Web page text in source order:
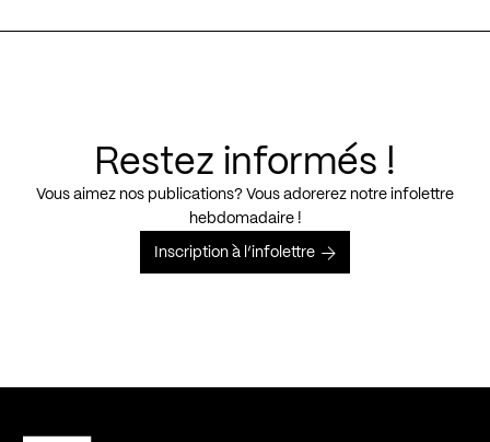
Restez informés !
Vous aimez nos publications? Vous adorerez notre infolettre
hebdomadaire !
Inscription à l’infolettre